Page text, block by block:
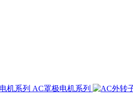
AC罩极电机系列